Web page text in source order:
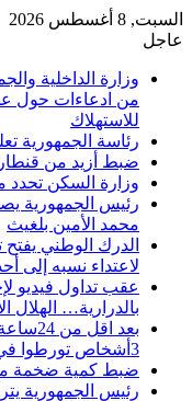
السبت, 8 أغسطس 2026
عاجل
وزارة الداخلية
من ادعاءات حول
للاستهلاك
رئاسة الجمهورية
ضبط أزيد من
وزارة السكن تحدد
رئيس الجمهورية
محمد الأمين بلغيث
الدرك الوطني
لاعتداء نسبه إلى
عقب تداول فيديو
بالدرارية… الهلال
بعد
3أشخاص تورطوا في الإعتداء على مواطن
ضبط كمية ضخمة
رئيس الجمهورية